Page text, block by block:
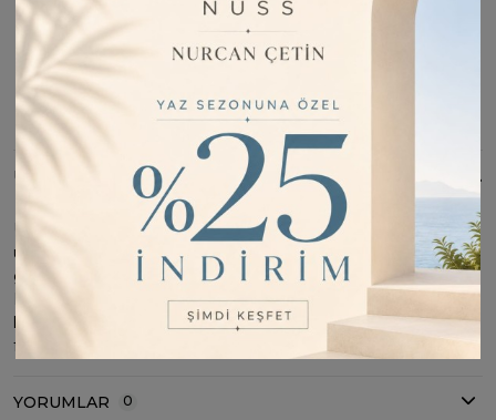
Fiyatı Düşünce Haber Ver
LEOP0015
Bu Ürünü Paylaş
ÜRÜN BILGISI
Ürün özelliği dokuma pamuk dur ; dört mevsim kullanım için
uygundur. ; ürün ebatı 95*95'dür. Deseni ile spor ve şık
görünümlüdür ; önü dik durur. Iç göstermez. Tok durur.
Kayma yapmaz. Ütü istemez. ; tesettür eşarp olarak
kullanıma uygundur. ; incelemiş olduğunuz ürünün satış
fiyatını satıcı belirlemektedir ;
YORUMLAR 0